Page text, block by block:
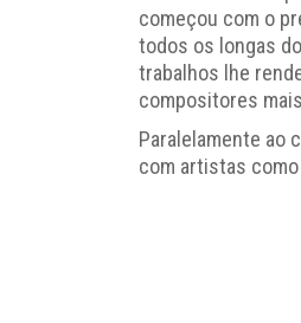
começou com o
todos os longas
trabalhos lhe
compositores
Paralelamente ao
com artistas como